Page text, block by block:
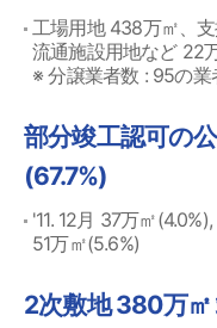
工場用地 438万㎡、支
流通施設用地など 22
※ 分譲業者数 : 95の
部分竣工認可の
(67.7%)
'11. 12月 37万㎡
51万㎡(5.6%)
2次敷地 380万㎡